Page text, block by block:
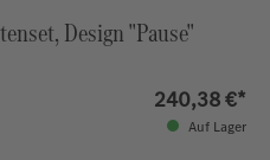
Design "Pause"
240,38 €*
Auf Lager